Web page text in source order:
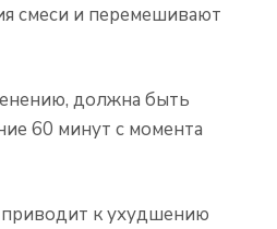
смеси и перемешивают
должна быть
60 минут с момента
к ухудшению